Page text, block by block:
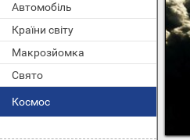
Автомобіль
Країни світу
Макрозйомка
Свято
Космос